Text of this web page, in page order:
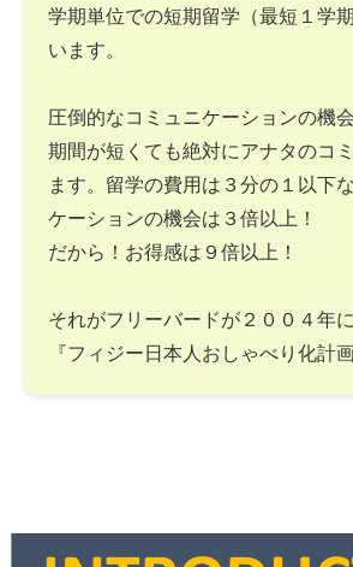
学期単位での短期留学（最短１学
います。
圧倒的なコミュニケーションの機
期間が短くても絶対にアナタのコ
ます。留学の費用は３分の１以下
ケーションの機会は３倍以上！
だから！お得感は９倍以上！
それがフリーバードが２００４年
『フィジー日本人おしゃべり化計